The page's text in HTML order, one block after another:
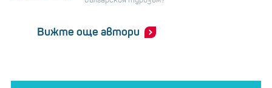
Вижте още автори